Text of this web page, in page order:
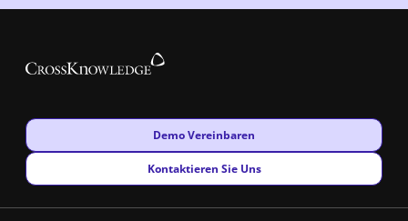
New window
Demo Vereinbaren
New window
Kontaktieren Sie Uns